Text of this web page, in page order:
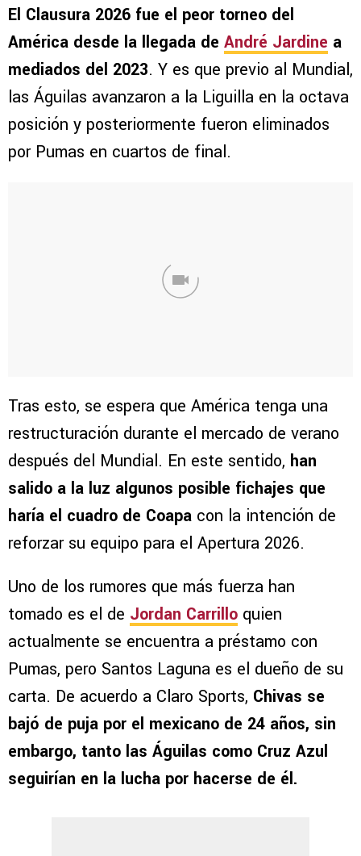
El Clausura 2026 fue el peor torneo del
América desde la llegada de André Jardine a
mediados del 2023. Y es que previo al Mundial,
las Águilas avanzaron a la Liguilla en la octava
posición y posteriormente fueron eliminados
por Pumas en cuartos de final.
Tras esto, se espera que América tenga una
restructuración durante el mercado de verano
después del Mundial. En este sentido, han
salido a la luz algunos posible fichajes que
haría el cuadro de Coapa con la intención de
reforzar su equipo para el Apertura 2026.
Uno de los rumores que más fuerza han
tomado es el de Jordan Carrillo quien
actualmente se encuentra a préstamo con
Pumas, pero Santos Laguna es el dueño de su
carta. De acuerdo a Claro Sports, Chivas se
bajó de puja por el mexicano de 24 años, sin
embargo, tanto las Águilas como Cruz Azul
seguirían en la lucha por hacerse de él.